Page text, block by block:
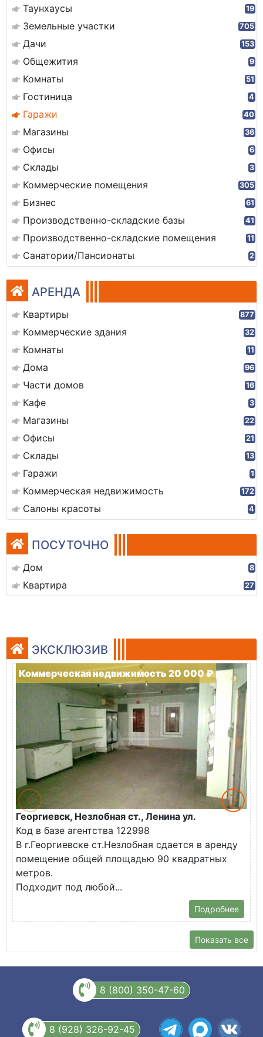
Таунхаусы 19
Земельные участки 705
Дачи 153
Общежития 9
Комнаты 51
Гостиница 4
Гаражи 40
Магазины 36
Офисы 6
Склады 3
Коммерческие помещения 305
Бизнес 61
Производственно-складские базы 41
Производственно-складские помещения 11
Санатории/Пансионаты 2
АРЕНДА
Квартиры 877
Коммерческие здания 32
Комнаты 11
Дома 96
Части домов 16
Кафе 3
Магазины 22
Офисы 21
Склады 13
Гаражи 1
Коммерческая недвижимость 172
Салоны красоты 4
ПОСУТОЧНО
Дом 8
Квартира 27
ЭКСКЛЮЗИВ
Коммерческая недвижимость 20 000 ₽
Георгиевск, Незлобная ст., Ленина ул.
Код в базе агентства 122998
В г.Георгиевске ст.Незлобная сдается в аренду
помещение общей площадью 90 квадратных
метров.
Подходит под любой...
Подробнее
Показать все
8 (800) 350-47-60
8 (928) 326-92-45